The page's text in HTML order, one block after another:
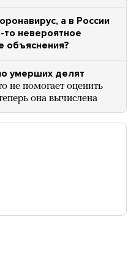
а в России
невероятное
объяснения?
умерших делят
не помогает оценить
она вычислена